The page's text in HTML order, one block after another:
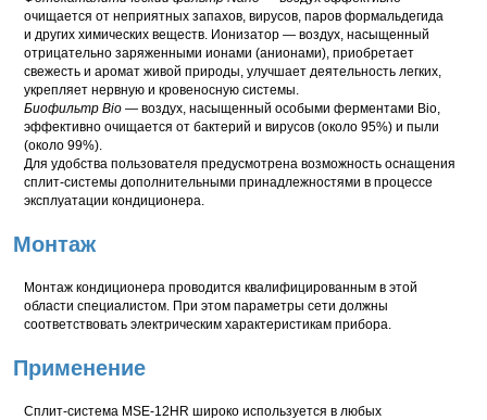
очищается от неприятных запахов, вирусов, паров формальдегида
и других химических веществ. Ионизатор — воздух, насыщенный
отрицательно заряженными ионами (анионами), приобретает
свежесть и аромат живой природы, улучшает деятельность легких,
укрепляет нервную и кровеносную системы.
Биофильтр Bio — воздух, насыщенный особыми ферментами Bio,
эффективно очищается от бактерий и вирусов (около 95%) и пыли
(около 99%).
Для удобства пользователя предусмотрена возможность оснащения
сплит-системы дополнительными принадлежностями в процессе
эксплуатации кондиционера.
Монтаж
Монтаж кондиционера проводится квалифицированным в этой
области специалистом. При этом параметры сети должны
соответствовать электрическим характеристикам прибора.
Применение
Сплит-система MSE-12HR широко используется в любых